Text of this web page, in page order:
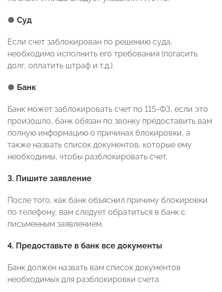
● Суд
Если счет заблокирован по решению суда,
необходимо исполнить его требования (погасить
долг, оплатить штраф и т.д.).
● Банк
Банк может заблокировать счет по 115-ФЗ, если это
произошло, банк обязан по звонку предоставить вам
полную информацию о причинах блокировки, а
также назвать список документов, которые ему
необходимы, чтобы разблокировать счет.
3. Пишите заявление
После того, как банк объяснил причину блокировки
по телефону, вам следует обратиться в банк с
письменным заявлением.
4. Предоставьте в банк все документы
Банк должен назвать вам список документов
необходимых для разблокировки счета.